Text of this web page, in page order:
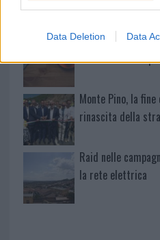
Data Deletion Data
Pausa caffè
soluzione ideale
Monte Pino, la
rinascita della
Raid nelle
la rete elettrica